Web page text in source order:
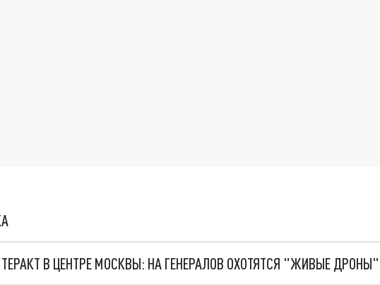
В ЦЕНТРЕ МОСКВЫ: НА ГЕНЕРАЛОВ ОХОТЯТСЯ "ЖИВЫЕ ДРОНЫ"